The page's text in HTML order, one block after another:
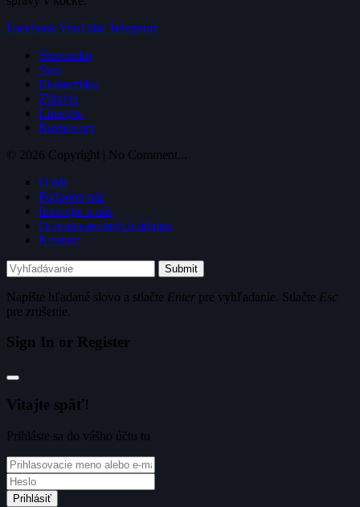
FacebookYouTube Telegram
Slovensko
Svet
Ekonomika
Zdravie
Lifestyle
Rozhovory
© 2026 Copyright | No Comment...
O nás
Podporte nás
Inzerujte u nás
Ochrana osobných údajov
Kontakt
Submit
Napíšte hľadané slovo a stlačte Enter pre vyhľadanie. Stlačte Esc
pre zrušenie.
Sign In or Register
Vitajte späť!
Prihláste sa do vášho účtu tu
Prihlásiť